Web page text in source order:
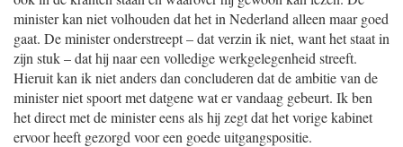
minister kan niet volhouden dat het in Nederland alleen maar goed
gaat. De minister onderstreept – dat verzin ik niet, want het staat in
zijn stuk – dat hij naar een volledige werkgelegenheid streeft.
Hieruit kan ik niet anders dan concluderen dat de ambitie van de
minister niet spoort met datgene wat er vandaag gebeurt. Ik ben
het direct met de minister eens als hij zegt dat het vorige kabinet
ervoor heeft gezorgd voor een goede uitgangspositie.